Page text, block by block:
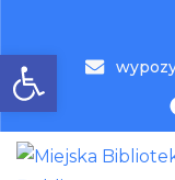
Otwórz pasek narzędzi